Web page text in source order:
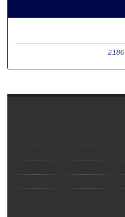
2,186